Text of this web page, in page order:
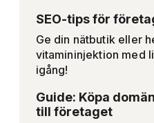
SEO-tips för
Ge din nätbutik eller
vitamininjektion med
igång!
Guide: Köpa
till företaget